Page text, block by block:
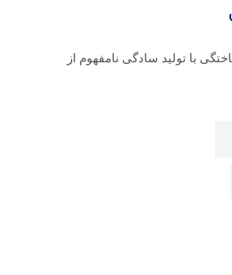
با تولید سادگی نامفهوم از